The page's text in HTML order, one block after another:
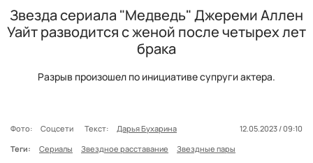
Звезда сериала "Медведь" Джереми Аллен
Уайт разводится с женой после четырех лет
брака
Разрыв произошел по инициативе супруги актера.
Фото: Соцсети Текст: Дарья Бухарина
12.05.2023 / 09:10
Теги:
Сериалы Звездное расставание Звездные пары